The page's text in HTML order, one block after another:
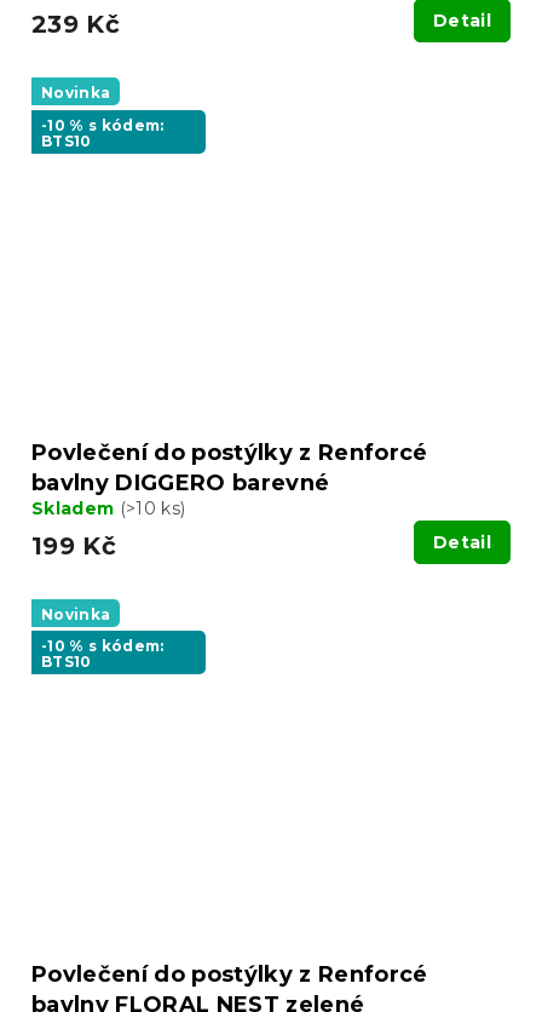
239 Kč Detail
Novinka
-10 % s kódem:
BTS10
Povlečení do postýlky z Renforcé
bavlny DIGGERO barevné
Skladem (>10 ks)
199 Kč Detail
Novinka
-10 % s kódem:
BTS10
Povlečení do postýlky z Renforcé
bavlny FLORAL NEST zelené